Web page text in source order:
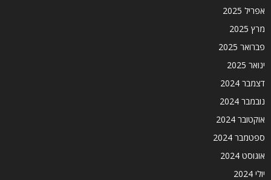
אפריל 2025
מרץ 2025
פברואר 2025
ינואר 2025
דצמבר 2024
נובמבר 2024
אוקטובר 2024
ספטמבר 2024
אוגוסט 2024
יולי 2024